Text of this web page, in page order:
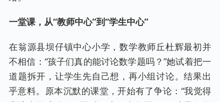
一堂课， 从“教师中心”到“学生中心”
在翁源县坝仔镇中心小学，数学教师丘杜辉最初并
不相信：“孩子们真的能讨论数学题吗？”她试着把一
道题拆开，让学生先自己想，再小组讨论。结果出
乎意料。原本沉默的课堂，开始有了争论：“我觉得